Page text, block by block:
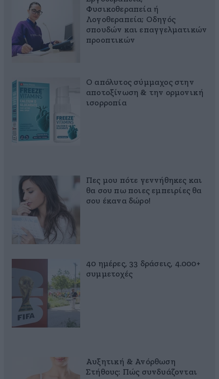
Φυσικοθεραπεία ή
Λογοθεραπεία; Οδηγός
σπουδών και επαγγελματικών
προοπτικών
Ο απόλυτος σύμμαχος στην
αποτοξίνωση & την ορμονική
ισορροπία
Πες μου πότε γεννήθηκες και
θα σου πω ποιες εμπειρίες θα
σου έκανα δώρο!
40 ημέρες, 33 δράσεις, 4.000+
συμμετοχές
Αυξητική & Ανόρθωση
Στήθους: Πώς συνδυάζονται